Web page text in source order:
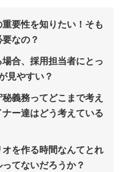
要性を知りたい！そも
なの？
合、採用担当者にとっ
見やすい？
義務ってどこまで考え
ー達はどう考えている
を作る時間なんてとれ
てないだろうか？